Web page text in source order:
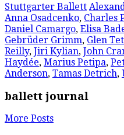
Stuttgarter Ballett
Anna Osadcenko, Charles
Daniel Camargo, Elisa
Gebrüder Grimm, Glen
Reilly, Jiri Kylian, John
Haydée, Marius Petipa,
Anderson, Tamas Detrich,
ballett journal
More Posts